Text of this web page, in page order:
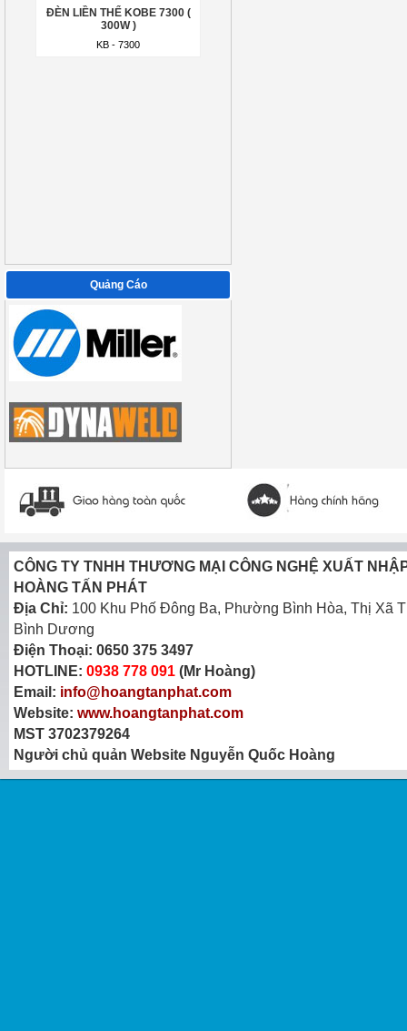
ĐÈN LIỀN THỂ KOBE 7300 (
300W )
KB - 7300
Quảng Cáo
CÔNG TY TNHH THƯƠNG MẠI CÔNG NGHỆ XUẤT
HOÀNG TẤN PHÁT
Địa Chỉ: 100 Khu Phố Đông Ba, Phường Bình Hòa, Thị Xã
Bình Dương
Điện Thoại: 0650 375 3497
HOTLINE: 0938 778 091 (Mr Hoàng)
Email: info@hoangtanphat.com
Website: www.hoangtanphat.com
MST 3702379264
Người chủ quản Website Nguyễn Quốc Hoàng